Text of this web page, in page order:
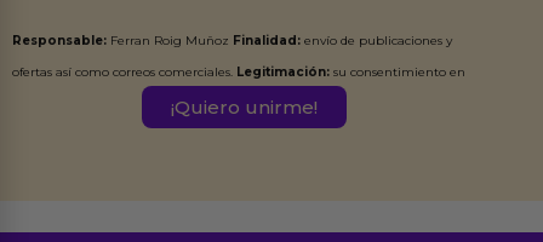
Responsable: Ferran Roig Muñoz Finalidad: envío de publicaciones y
ofertas así como correos comerciales. Legitimación: su consentimiento en
Destinatarios:Ferran Roig Muñoz. Podrás ejercer tus